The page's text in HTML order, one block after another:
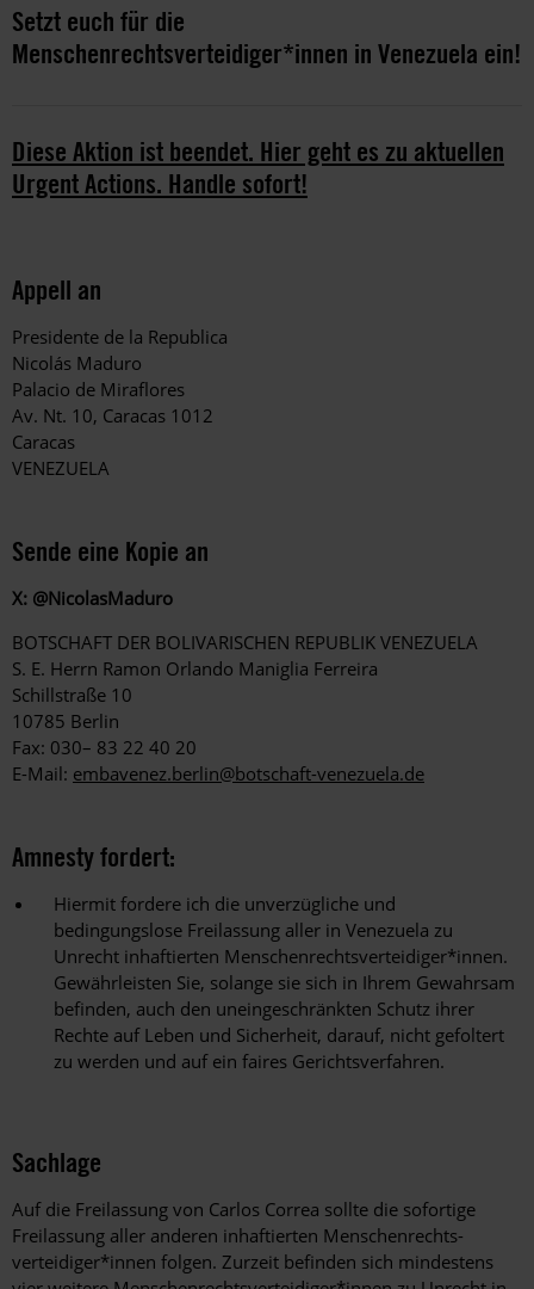
Setzt euch für die
Menschenrechtsverteidiger*innen in Venezuela ein!
Diese Aktion ist beendet. Hier geht es zu aktuellen
Urgent Actions. Handle sofort!
Appell an
Presidente de la Republica
Nicolás Maduro
Palacio de Miraflores
Av. Nt. 10, Caracas 1012
Caracas
VENEZUELA
Sende eine Kopie an
X: @NicolasMaduro
BOTSCHAFT DER BOLIVARISCHEN REPUBLIK VENEZUELA
S. E. Herrn Ramon Orlando Maniglia Ferreira
Schillstraße 10
10785 Berlin
Fax: 030– 83 22 40 20
E-Mail: embavenez.berlin@botschaft-venezuela.de
Amnesty fordert:
Hiermit fordere ich die unverzügliche und
bedingungslose Freilassung aller in Venezuela zu
Unrecht inhaftierten Menschenrechtsverteidiger*innen.
Gewährleisten Sie, solange sie sich in Ihrem Gewahrsam
befinden, auch den uneingeschränkten Schutz ihrer
Rechte auf Leben und Sicherheit, darauf, nicht gefoltert
zu werden und auf ein faires Gerichtsverfahren.
Sachlage
Auf die Freilassung von Carlos Correa sollte die sofortige
Freilassung aller anderen inhaftierten Menschenrechts-
verteidiger*innen folgen. Zurzeit befinden sich mindestens